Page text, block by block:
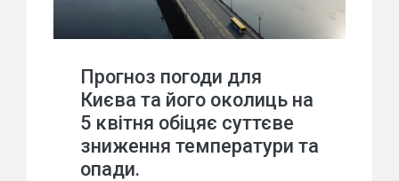
Прогноз погоди для
Києва та його околиць на
5 квітня обіцяє суттєве
зниження температури та
опади.